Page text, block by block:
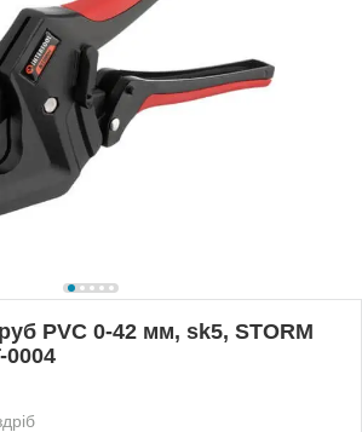
PVC 0-42 мм, sk5, STORM
0004